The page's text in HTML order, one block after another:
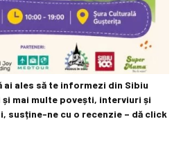
ai ales să te informezi din Sibiu
și mai multe povești, interviuri și
susține-ne cu o recenzie – dă click